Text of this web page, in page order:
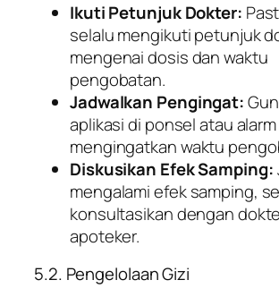
Ikuti Petunjuk Dokter:
selalu mengikuti petunjuk
mengenai dosis dan waktu
pengobatan.
Jadwalkan Pengingat:
aplikasi di ponsel atau
mengingatkan waktu
Diskusikan Efek Samping:
mengalami efek samping,
konsultasikan dengan
apoteker.
5.2. Pengelolaan Gizi